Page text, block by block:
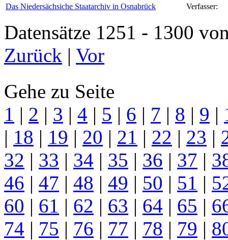
Das Niedersächsiche Staatarchiv in Osnabrück
Verfasser:
Datensätze 1251 - 1300
Zurück | Vor
Gehe zu Seite
1 | 2 | 3 | 4 | 5 | 6 | 7 | 8 | 9 |
| 18 | 19 | 20 | 21 | 22 | 23 |
32 | 33 | 34 | 35 | 36 | 37 |
46 | 47 | 48 | 49 | 50 | 51 |
60 | 61 | 62 | 63 | 64 | 65 |
74 | 75 | 76 | 77 | 78 | 79 |